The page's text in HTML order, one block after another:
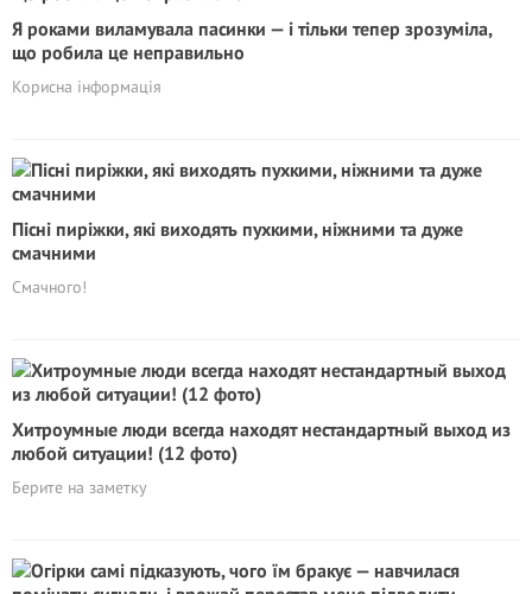
Я роками виламувала пасинки — і тільки тепер зрозуміла,
що робила це неправильно
Корисна інформація
Пісні пиріжки, які виходять пухкими, ніжними та дуже
смачними
Смачного!
Хитроумные люди всегда находят нестандартный выход из
любой ситуации! (12 фото)
Берите на заметку